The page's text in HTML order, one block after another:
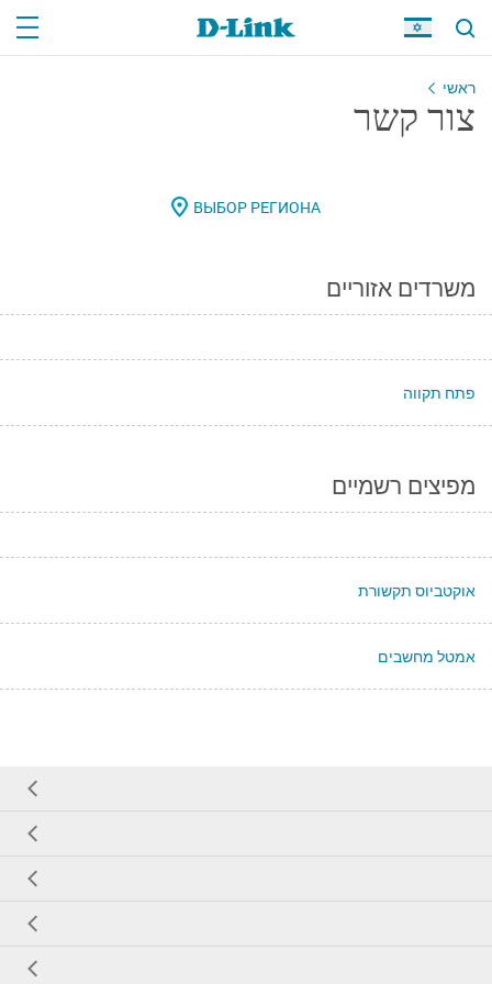
ראשי
צור קשר
משרדים אזוריים
פתח תקווה
מפיצים רשמיים
אוקטביוס תקשורת
אמטל מחשבים